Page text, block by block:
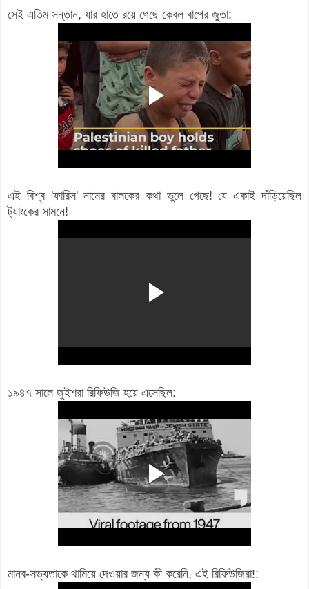
সেই এতিম সন্তান, যার হাতে রয়ে গেছে কেবল বাপের জুতা:
এই বিশ্ব 'ফারিস' নামের বালকের কথা ভুলে গেছে! যে একাই দাঁড়িয়েছিল
ট্যাংকের সামনে!
১৯৪৭ সালে জুইশরা রিফিউজি হয়ে এসেছিল:
মানব-সভ্যতাকে থামিয়ে দেওয়ার জন্য কী করেনি, এই রিফিউজিরা!: